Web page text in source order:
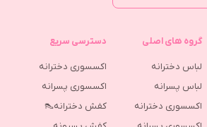
گروه های اصلی
لباس دخترانه
لباس پسرانه
اکسسوری دخترانه
دسترسی سریع
اکسسوری دخترانه
اکسسوری پسرانه
کفش دخترانه👠